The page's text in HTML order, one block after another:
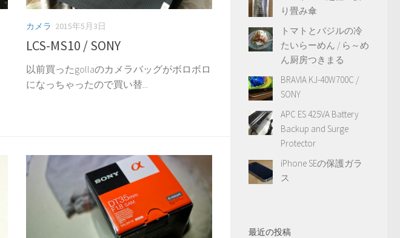
カメラ 2015年5月3日
LCS-MS10 / SONY
以前買ったgollaのカメラバッグがボロボロ
になっちゃったので買い替...
り畳み傘
トマトとバジルの冷
たいらーめん / ら～め
ん厨房つきまる
BRAVIA KJ-40W700C /
SONY
APC ES 425VA Battery
Backup and Surge
Protector
iPhone SEの保護ガラ
ス
最近の投稿